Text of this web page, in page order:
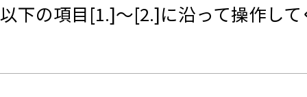
以下の項目[1.]～[2.]に沿って操作し